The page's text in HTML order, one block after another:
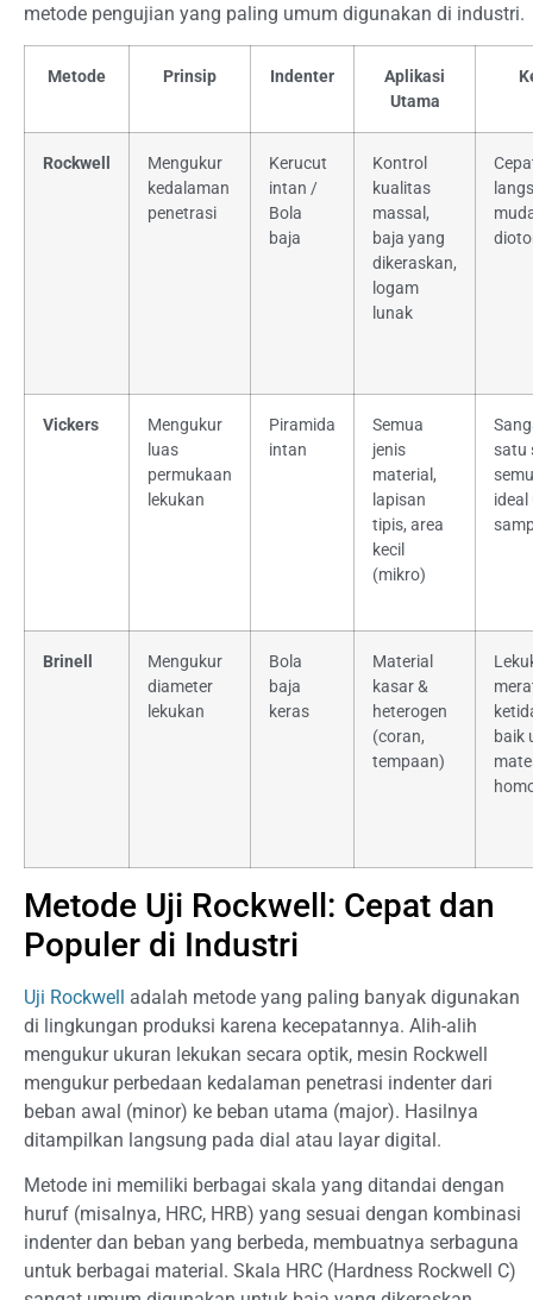
metode pengujian yang paling umum digunakan di industri.
Metode Prinsip Indenter
Aplikasi
Utama
Rockwell
Mengukur
kedalaman
penetrasi
Kerucut
intan /
Bola
baja
Kontrol
kualitas
massal,
baja yang
dikeraskan,
logam
lunak
Vickers
Mengukur
luas
permukaan
lekukan
Piramida
intan
Semua
jenis
material,
lapisan
tipis, area
kecil
(mikro)
satu
Brinell
Mengukur
diameter
lekukan
Bola
baja
keras
Material
kasar &
heterogen
(coran,
tempaan)
baik
Metode Uji Rockwell: Cepat dan
Populer di Industri
Uji Rockwell adalah metode yang paling banyak digunakan
di lingkungan produksi karena kecepatannya. Alih-alih
mengukur ukuran lekukan secara optik, mesin Rockwell
mengukur perbedaan kedalaman penetrasi indenter dari
beban awal (minor) ke beban utama (major). Hasilnya
ditampilkan langsung pada dial atau layar digital.
Metode ini memiliki berbagai skala yang ditandai dengan
huruf (misalnya, HRC, HRB) yang sesuai dengan kombinasi
indenter dan beban yang berbeda, membuatnya serbaguna
untuk berbagai material. Skala HRC (Hardness Rockwell C)